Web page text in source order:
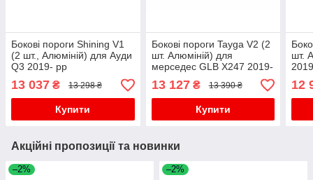
Бокові пороги Shining V1
(2 шт., Алюміній) для Ауди
Q3 2019- рр
13 037 ₴ 13 298 ₴
Купити
Бокові пороги Tayga V2 (2
шт. Алюміній) для
мерседес GLB X247 2019-
13 127₴ 13 390 ₴
Купити
шт.
12
Акційні пропозиції та новинки
–2% –2%